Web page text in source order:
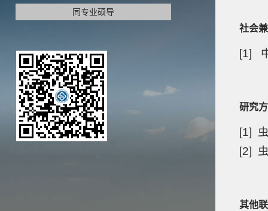
同专业硕导
社会
[1]
研究
[1]
[2]
其他